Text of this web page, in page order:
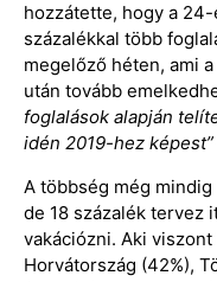
hozzátette, hogy a
százalékkal több
megelőző héten, ami
után tovább
foglalások alapján
idén 2019-hez képest”
A többség még
de 18 százalék tervez
vakációzni. Aki
Horvátország (42%),